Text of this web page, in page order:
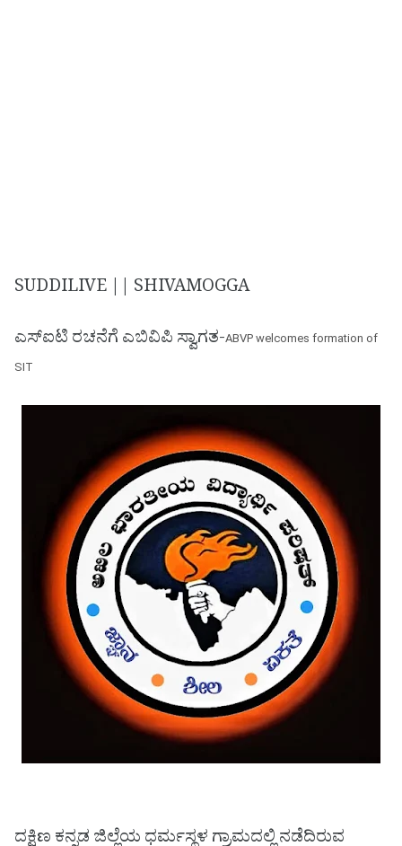
SUDDILIVE || SHIVAMOGGA
ಎಸ್ಐಟಿ ರಚನೆಗೆ ಎಬಿವಿಪಿ ಸ್ವಾಗತ-ABVP welcomes formation of
SIT
ದಕ್ಷಿಣ ಕನ್ನಡ ಜಿಲ್ಲೆಯ ಧರ್ಮಸ್ಥಳ ಗ್ರಾಮದಲ್ಲಿ ನಡೆದಿರುವ